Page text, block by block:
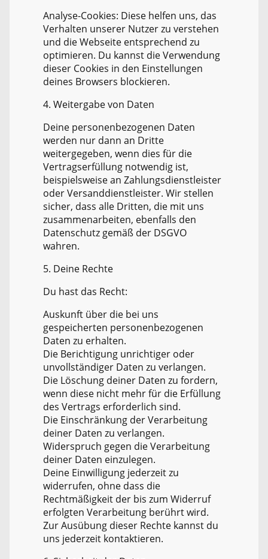
Analyse-Cookies: Diese helfen uns, das
Verhalten unserer Nutzer zu verstehen
und die Webseite entsprechend zu
optimieren. Du kannst die Verwendung
dieser Cookies in den Einstellungen
deines Browsers blockieren.
4. Weitergabe von Daten
Deine personenbezogenen Daten
werden nur dann an Dritte
weitergegeben, wenn dies für die
Vertragserfüllung notwendig ist,
beispielsweise an Zahlungsdienstleister
oder Versanddienstleister. Wir stellen
sicher, dass alle Dritten, die mit uns
zusammenarbeiten, ebenfalls den
Datenschutz gemäß der DSGVO
wahren.
5. Deine Rechte
Du hast das Recht:
Auskunft über die bei uns
gespeicherten personenbezogenen
Daten zu erhalten.
Die Berichtigung unrichtiger oder
unvollständiger Daten zu verlangen.
Die Löschung deiner Daten zu fordern,
wenn diese nicht mehr für die Erfüllung
des Vertrags erforderlich sind.
Die Einschränkung der Verarbeitung
deiner Daten zu verlangen.
Widerspruch gegen die Verarbeitung
deiner Daten einzulegen.
Deine Einwilligung jederzeit zu
widerrufen, ohne dass die
Rechtmäßigkeit der bis zum Widerruf
erfolgten Verarbeitung berührt wird.
Zur Ausübung dieser Rechte kannst du
uns jederzeit kontaktieren.